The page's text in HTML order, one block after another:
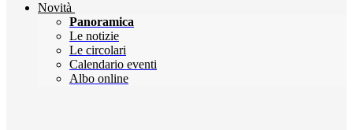
Novità
Panoramica
Le notizie
Le circolari
Calendario eventi
Albo online